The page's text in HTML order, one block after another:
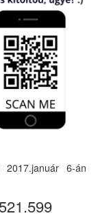
2017.január 6-án
521.599